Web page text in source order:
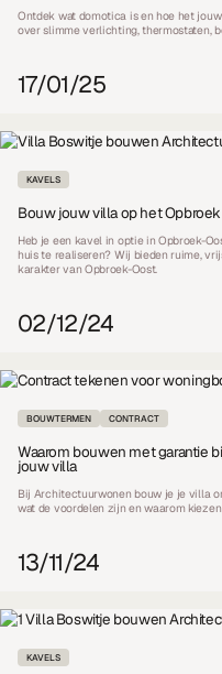
Ontdek wat domotica is en hoe het
over slimme verlichting, thermostaten,
17/01/25
KAVELS
Bouw jouw villa op het
Heb je een kavel in optie in Opbroek-
huis te realiseren? Wij bieden ruime,
karakter van Opbroek-Oost.
02/12/24
BOUWTERMEN CONTRACT
Waarom bouwen met garantie
jouw villa
Bij Architectuurwonen bouw je je villa
wat de voordelen zijn en waarom
13/11/24
KAVELS